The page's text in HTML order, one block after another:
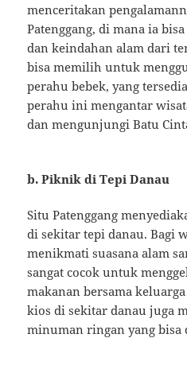
menceritakan
Patenggang, di mana ia
dan keindahan alam dari
bisa memilih untuk
perahu bebek, yang
perahu ini mengantar
dan mengunjungi Batu
b. Piknik di Tepi Danau
Situ Patenggang
di sekitar tepi danau. Bagi
menikmati suasana alam
sangat cocok untuk
makanan bersama
kios di sekitar danau juga
minuman ringan yang